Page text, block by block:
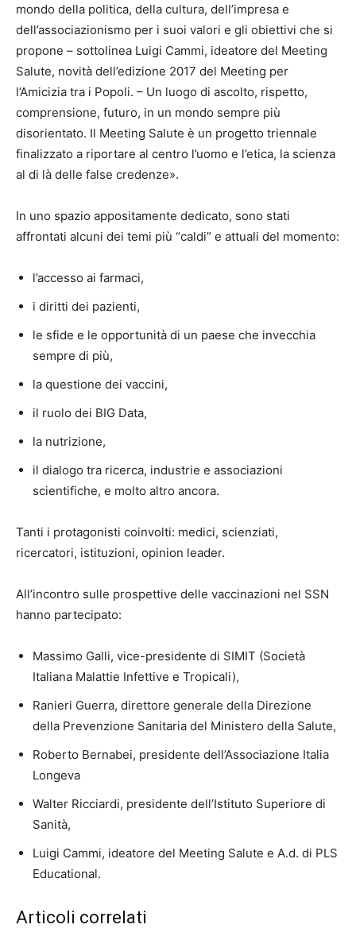
mondo della politica, della cultura, dell’impresa e
dell’associazionismo per i suoi valori e gli obiettivi che si
propone – sottolinea Luigi Cammi, ideatore del Meeting
Salute, novità dell’edizione 2017 del Meeting per
l’Amicizia tra i Popoli. – Un luogo di ascolto, rispetto,
comprensione, futuro, in un mondo sempre più
disorientato. Il Meeting Salute è un progetto triennale
finalizzato a riportare al centro l’uomo e l’etica, la scienza
al di là delle false credenze».
In uno spazio appositamente dedicato, sono stati
affrontati alcuni dei temi più “caldi” e attuali del momento:
l’accesso ai farmaci,
i diritti dei pazienti,
le sfide e le opportunità di un paese che invecchia
sempre di più,
la questione dei vaccini,
il ruolo dei BIG Data,
la nutrizione,
il dialogo tra ricerca, industrie e associazioni
scientifiche, e molto altro ancora.
Tanti i protagonisti coinvolti: medici, scienziati,
ricercatori, istituzioni, opinion leader.
All’incontro sulle prospettive delle vaccinazioni nel SSN
hanno partecipato:
Massimo Galli, vice-presidente di SIMIT (Società
Italiana Malattie Infettive e Tropicali),
Ranieri Guerra, direttore generale della Direzione
della Prevenzione Sanitaria del Ministero della Salute,
Roberto Bernabei, presidente dell’Associazione Italia
Longeva
Walter Ricciardi, presidente dell’Istituto Superiore di
Sanità,
Luigi Cammi, ideatore del Meeting Salute e A.d. di PLS
Educational.
Articoli correlati